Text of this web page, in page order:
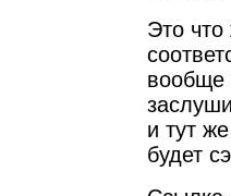
Это
вообще
и тут
будет